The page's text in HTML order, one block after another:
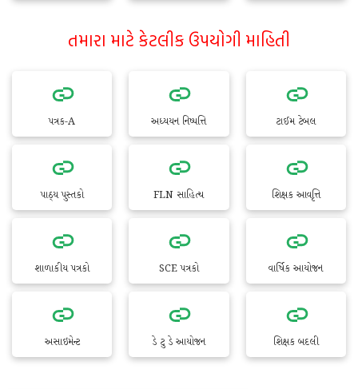
તમારા માટે કેટલીક ઉપયોગી માહિતી
પત્રક-A અધ્યયન નિષ્પત્તિ ટાઈમ ટેબલ
પાઠ્ય પુસ્તકો FLN સાહિત્ય શિક્ષક આવૃત્તિ
શાળાકીય પત્રકો SCE પત્રકો વાર્ષિક આયોજન
અસાઇમેન્ટ ડે ટુ ડે આયોજન શિક્ષક બદલી